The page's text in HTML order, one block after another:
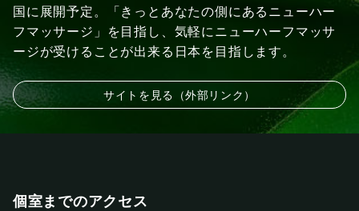
国に展開予定。「きっとあなたの側にあるニューハー
フマッサージ」を目指し、気軽にニューハーフマッサ
ージが受けることが出来る日本を目指します。
サイトを見る（外部リンク）
個室までのアクセス